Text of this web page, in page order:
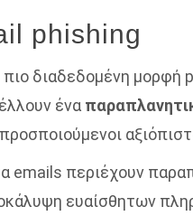
phishing
πιο διαδεδομένη
ένα
emails περιέχουν
ευαίσθητων